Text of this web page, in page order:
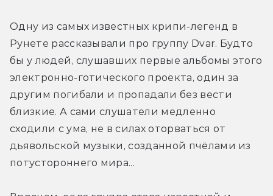
Одну из самых известных крипи-легенд в
Рунете рассказывали про группу Dvar. Будто
бы у людей, слушавших первые альбомы этого
электронно-готического проекта, один за
другим погибали и пропадали без вести
близкие. А сами слушатели медленно
сходили с ума, не в силах оторваться от
дьявольской музыки, созданной пчёлами из
потустороннего мира...